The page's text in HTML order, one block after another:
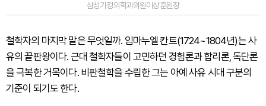
삼성가정의학과의원이상훈원장
철학자의 마지막 말은 무엇일까. 임마누엘 칸트(1724~1804년)는 사
유의 끝판왕이다. 근대 철학자들이 고민하던 경험론과 합리론, 독단론
을 극복한 거목이다. 비판철학을 수립한 그는 아예 사유 시대 구분의
기준이 되기도 한다.